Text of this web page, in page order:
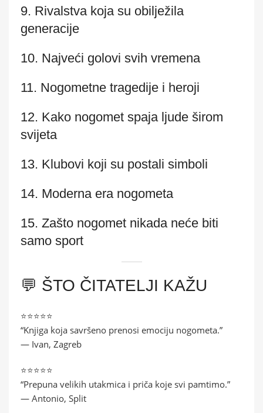
9. Rivalstva koja su obilježila
generacije
10. Najveći golovi svih vremena
11. Nogometne tragedije i heroji
12. Kako nogomet spaja ljude širom
svijeta
13. Klubovi koji su postali simboli
14. Moderna era nogometa
15. Zašto nogomet nikada neće biti
samo sport
💬 ŠTO ČITATELJI KAŽU
⭐⭐⭐⭐⭐
“Knjiga koja savršeno prenosi emociju nogometa.”
— Ivan, Zagreb
⭐⭐⭐⭐⭐
“Prepuna velikih utakmica i priča koje svi pamtimo.”
— Antonio, Split